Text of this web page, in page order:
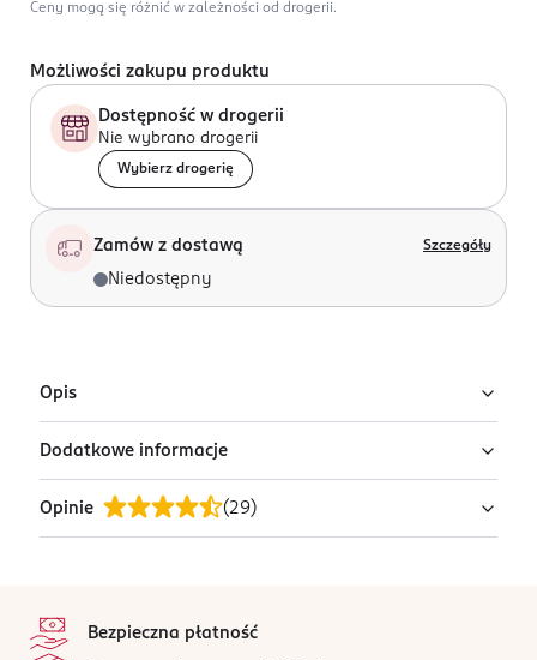
Ceny mogą się różnić w zależności od drogerii.
Możliwości zakupu produktu
Dostępność w drogerii
Nie wybrano drogerii
Wybierz drogerię
Zamów z dostawą Szczegóły
Niedostępny
Opis
Kolczyki.
Dodatkowe informacje
PRODUCENT/PODMIOT ODPOWIEDZIALNY
Avanti – Marczyk Sp.J.
Kod EAN
Opinie (29)
Bezpieczna płatność